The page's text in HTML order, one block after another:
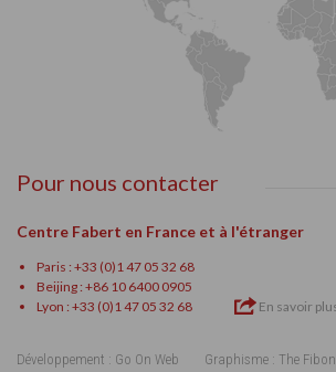
Pour nous contacter
Centre Fabert en France et à l'étranger
Paris : +33 (0)1 47 05 32 68
Beijing : +86 10 6400 0905
Lyon : +33 (0)1 47 05 32 68
En savoir
Développement : Go On Web Graphisme : The